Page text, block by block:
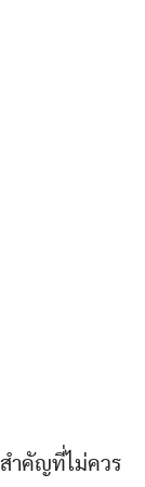
ำคัญที่ไม่ควร